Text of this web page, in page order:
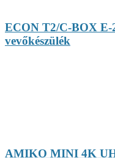
ECON T2/C-BOX E-
vevőkészülék
AMIKO MINI 4K